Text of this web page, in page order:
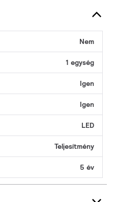
Nem
1 egység
Igen
Igen
LED
Teljesítmény
5 év